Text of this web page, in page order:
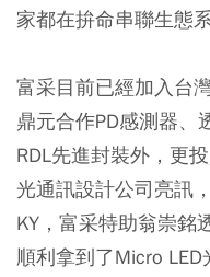
家都在拚命串聯生態系
富采目前已經加入台
鼎元合作PD感測器、
RDL先進封裝外，更
光通訊設計公司亮訊
KY，富采特助翁崇銘
順利拿到了Micro